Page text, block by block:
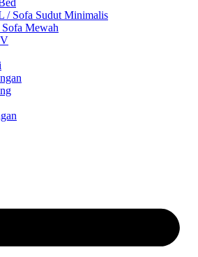
/ Sofa Sudut Minimalis
Mewah